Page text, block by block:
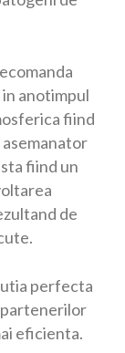
anotimpul
fiind
fiind un
de
perfecta
eficienta.